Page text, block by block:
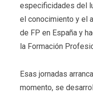
especificidades del
el conocimiento y el
de FP en España y
la Formación
Esas jornadas
momento, se